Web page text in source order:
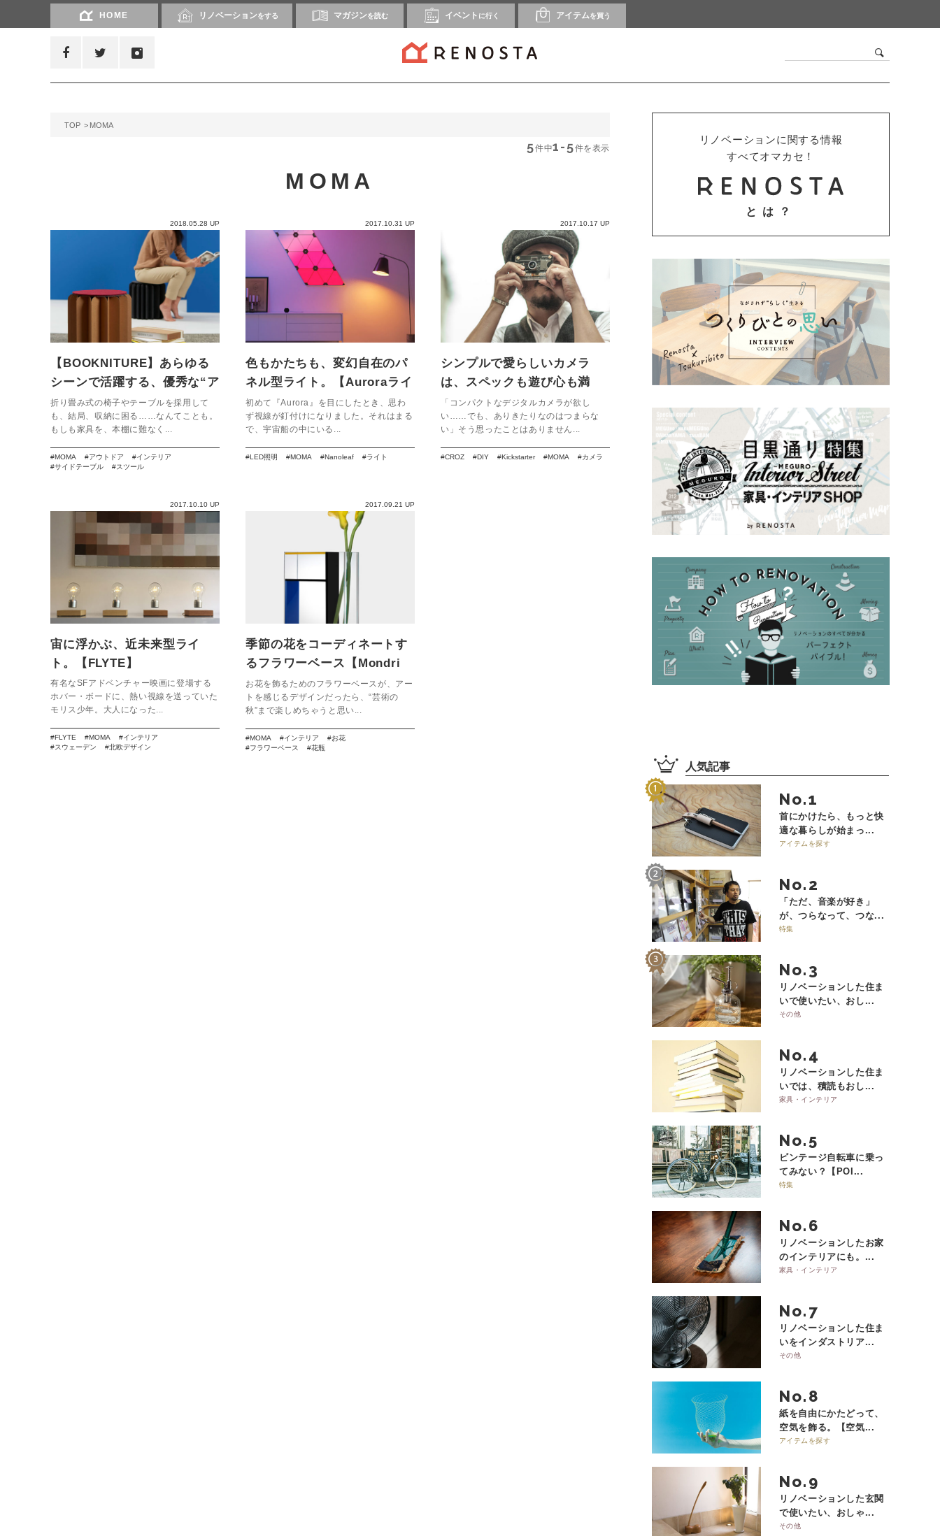
HOME リノベーションをする マガジンを読む イベント に行く アイテムを買う
TOP MOMA
5件中1-5件を表示
MOMA
2018.05.28 UP
【BOOKNITURE】あらゆる
シーンで活躍する、優秀な“ア
シスタント”。
折り畳み式の椅子やテーブルを採用して
も、結局、収納に困る……なんてことも。
もしも家具を、本棚に難なく...
MOMA アウトドア
インテリア
サイドテーブル
スツール
2017.10.31 UP
色もかたちも、変幻自在のパ
ネル型ライト。【Auroraライ
ト】
初めて『Aurora』を目にしたとき、思わ
ず視線が釘付けになりました。それはまる
で、宇宙船の中にいる...
LED照明 MOMA Nanoleaf ライト
2017.10.17 UP
シンプルで愛らしいカメラ
は、スペックも遊び心も満
載！【CROZ】
「コンパクトなデジタルカメラが欲し
い……でも、ありきたりなのはつまらな
い」そう思ったことはありません...
CROZ DIY Kickstarter MOMA カメラ
2017.10.10 UP
宙に浮かぶ、近未来型ライ
ト。【FLYTE】
有名なSFアドベンチャー映画に登場する
ホバー・ボードに、熱い視線を送っていた
モリス少年。大人になった...
FLYTE MOMA
インテリア
スウェーデン
北欧デザイン
2017.09.21 UP
季節の花をコーディネートす
るフラワーベース【Mondri
Vase】
お花を飾るためのフラワーベースが、アー
トを感じるデザインだったら、“芸術の
秋”まで楽しめちゃうと思い...
MOMA インテリア
お花
フラワーベース
花瓶
リノベーションに関する情報
すべてオマカセ！
とは？
人気記事
No.
首にかけたら、もっと快
適な暮らしが始まっ...
アイテムを探す
No.
「ただ、音楽が好き」
が、つらなって、つな...
特集
No.
リノベーションした住ま
いで使いたい、おし...
その他
No.
リノベーションした住ま
いでは、積読もおし...
家具・インテリア
No.
ビンテージ自転車に乗っ
てみない？【POI...
特集
No.
リノベーションしたお家
のインテリアにも。...
家具・インテリア
No.
リノベーションした住ま
いをインダストリア...
その他
No.
紙を自由にかたどって、
空気を飾る。【空気...
アイテムを探す
No.
リノベーションした玄関
で使いたい、おしゃ...
その他